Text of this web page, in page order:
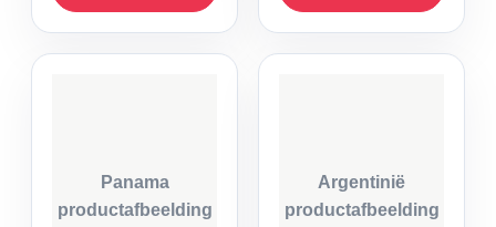
Panama
productafbeelding
Argentinië
productafbeelding